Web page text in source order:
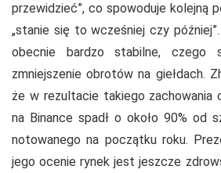
przewidzieć”, co spowoduje kolejną
„stanie się to wcześniej czy
obecnie bardzo stabilne, czego
zmniejszenie obrotów na giełdach.
że w rezultacie takiego zachowania
na Binance spadł o około 90% od
notowanego na początku roku.
jego ocenie rynek jest jeszcze